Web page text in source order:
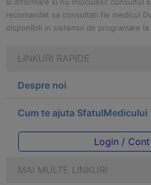
recomandat sa consultati fie medicul
disponibili in sistemul de programare la
LINKURI RAPIDE
Despre noi
Cum te ajuta SfatulMedicului
Login /
MAI MULTE LINKURI